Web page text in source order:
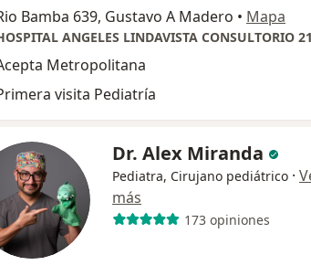
Bamba 639, Gustavo A Madero • Mapa
ANGELES LINDAVISTA CONSULTORIO
Metropolitana
visita Pediatría
Dr. Alex Miranda
Pediatra, Cirujano pediátrico ·
más
173 opiniones